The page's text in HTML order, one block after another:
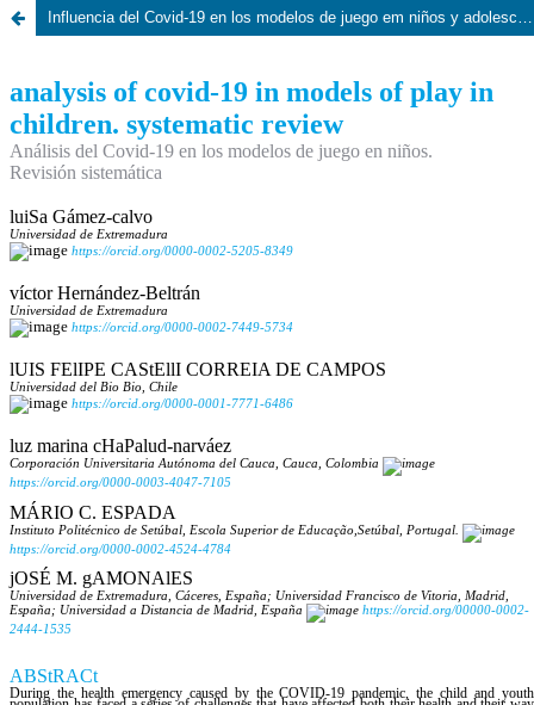
Influencia del Covid-19 en los modelos de juego em niños y adolescentes. Revisión sistemática